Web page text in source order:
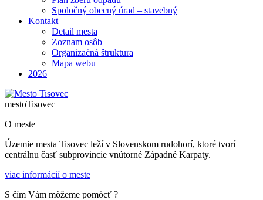
Spoločný obecný úrad – stavebný
Kontakt
Detail mesta
Zoznam osôb
Organizačná štruktura
Mapa webu
2026
mestoTisovec
O meste
Územie mesta Tisovec leží v Slovenskom rudohorí, ktoré tvorí
centrálnu časť subprovincie vnútorné Západné Karpaty.
viac informácií o meste
S čím Vám môžeme pomôcť ?